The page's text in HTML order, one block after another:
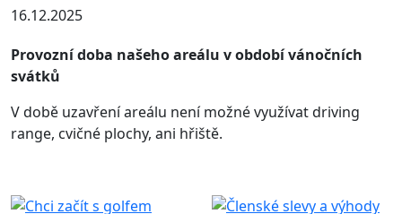
16.12.2025
Provozní doba našeho areálu v období vánočních
svátků
V době uzavření areálu není možné využívat driving
range, cvičné plochy, ani hřiště.